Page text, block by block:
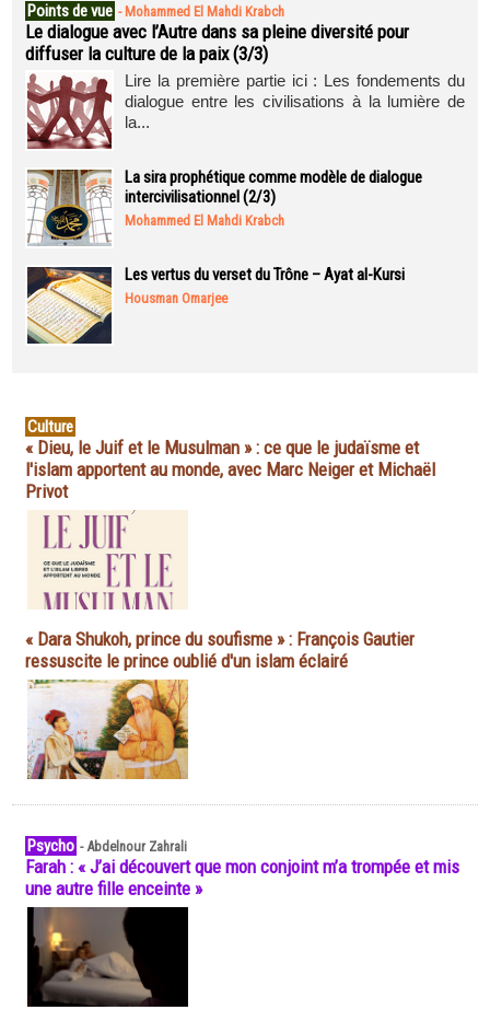
Points de vue - Mohammed El Mahdi Krabch
Le dialogue avec l’Autre dans sa pleine diversité pour
diffuser la culture de la paix (3/3)
Lire la première partie ici : Les fondements du
dialogue entre les civilisations à la lumière de
la...
La sira prophétique comme modèle de dialogue
intercivilisationnel (2/3)
Mohammed El Mahdi Krabch
Les vertus du verset du Trône – Ayat al-Kursi
Housman Omarjee
Culture
« Dieu, le Juif et le Musulman » : ce que le judaïsme et
l'islam apportent au monde, avec Marc Neiger et Michaël
Privot
« Dara Shukoh, prince du soufisme » : François Gautier
ressuscite le prince oublié d'un islam éclairé
Psycho -Abdelnour Zahrali
Farah : « J’ai découvert que mon conjoint m’a trompée et mis
une autre fille enceinte »